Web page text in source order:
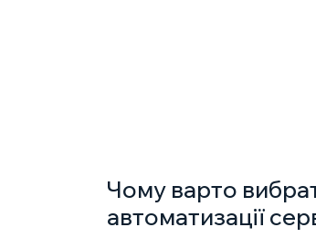
Чому варто
автоматизації